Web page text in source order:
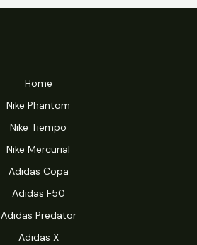
Home
Nike Phantom
Nike Tiempo
Nike Mercurial
Adidas Copa
Adidas F50
Adidas Predator
Adidas X